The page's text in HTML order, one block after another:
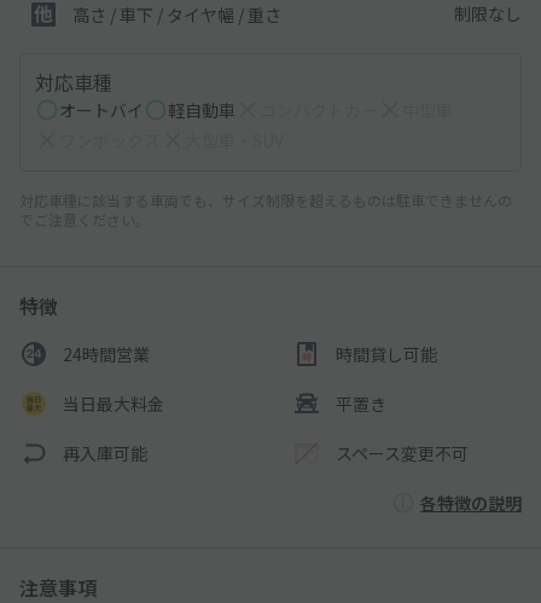
高さ / 車下 / タイヤ幅 / 重さ 制限なし
対応車種
オートバイ 軽自動車
対応車種に該当する車両でも、サイズ制限を超えるものは駐車できませんの
でご注意ください。
特徴
24時間営業 時間貸し可能
当日最大料金 平置き
再入庫可能 スペース変更不可
各特徴の説明
注意事項